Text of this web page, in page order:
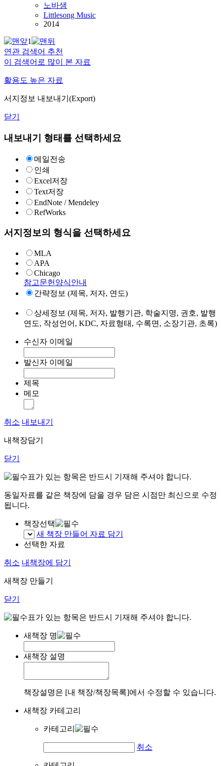
노바샘
Littlesong Music
2014
1
연관 검색어 추천
이 검색어로 많이 본 자료
활용도 높은 자료
서지정보 내보내기(Export)
닫기
내보내기 형태를 선택하세요
메일전송
인쇄
Excel저장
Text저장
EndNote / Mendeley
RefWorks
서지정보의 형식을 선택하세요
MLA
APA
Chicago
참고문헌양식안내
간략정보 (제목, 저자, 연도)
상세정보 (제목, 저자, 발행기관, 학술지명, 권호, 발행
연도, 작성언어, KDC, 자료형태, 수록면, 소장기관, 초록)
수신자 이메일
발신자 이메일
제목
메모
취소 내보내기
내책장담기
닫기
표가 있는 항목은 반드시 기재해 주셔야 합니다.
동일자료를 같은 책장에 담을 경우 담은 시점만 최신으로 수정
됩니다.
책장선택
새 책장 만들어 자료 담기
선택한 자료
취소 내책장에 담기
새책장 만들기
닫기
표가 있는 항목은 반드시 기재해 주셔야 합니다.
새책장 명
새책장 설명
책장설명은 [내 책장/책장목록]에서 수정할 수 있습니다.
새책장 카테고리
카테고리
취소